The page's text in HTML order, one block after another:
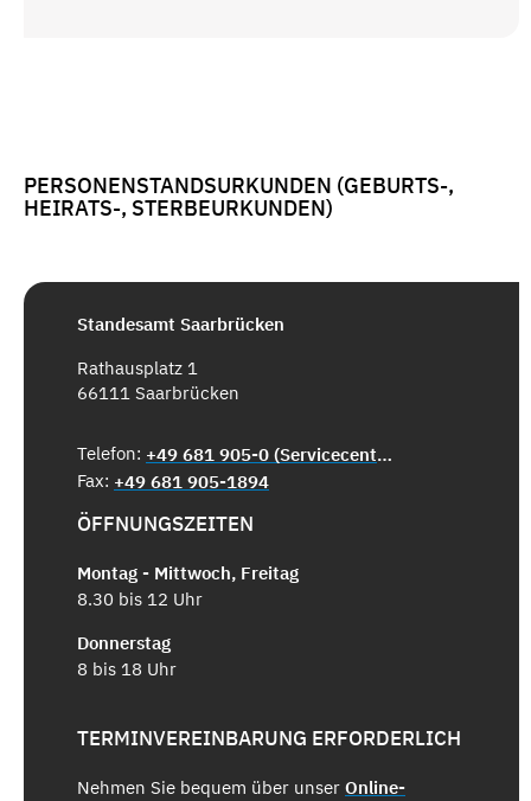
PERSONENSTANDSURKUNDEN (GEBURTS-,
HEIRATS-, STERBEURKUNDEN)
Standesamt Saarbrücken
Rathausplatz 1
66111 Saarbrücken
Telefon:
+49 681 905-0 (Servicecenter)
Fax: +49 681 905-1894
ÖFFNUNGSZEITEN
Montag - Mittwoch, Freitag
8.30 bis 12 Uhr
Donnerstag
8 bis 18 Uhr
TERMINVEREINBARUNG ERFORDERLICH
Nehmen Sie bequem über unser Online-